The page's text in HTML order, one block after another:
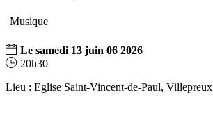
Musique
Le samedi 13 juin 06 2026
20h30
Lieu : Eglise Saint-Vincent-de-Paul, Villepreux